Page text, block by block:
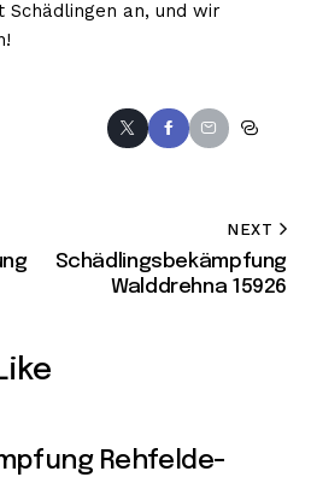
an, und wir
NEXT
Schädlingsbekämpfung
Walddrehna 15926
Rehfelde-